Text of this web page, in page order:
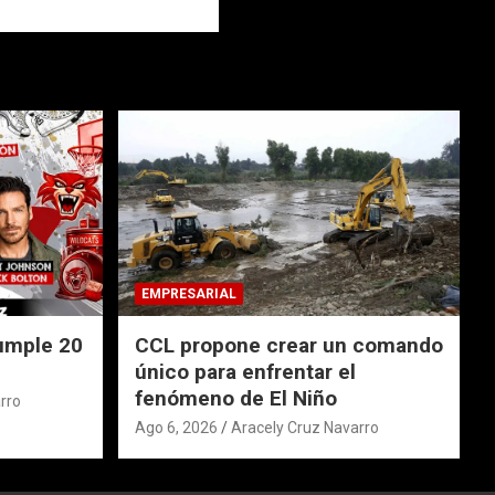
20
EMPRESARIAL
CCL propone crear un comando
único para enfrentar el
fenómeno de El Niño
Ago 6, 2026 Aracely Cruz Navarro